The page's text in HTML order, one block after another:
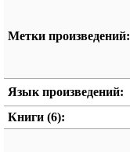
Метки произведений:
Язык произведений:
Книги (6):